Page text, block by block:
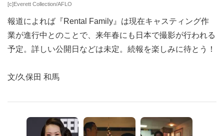
[c]Everett Collection/AFLO
報道によれば『Rental Family』は現在キャスティング作
業が進行中とのことで、来年春にも日本で撮影が行われる
予定。詳しい公開日などは未定。続報を楽しみに待とう！
文/久保田 和馬